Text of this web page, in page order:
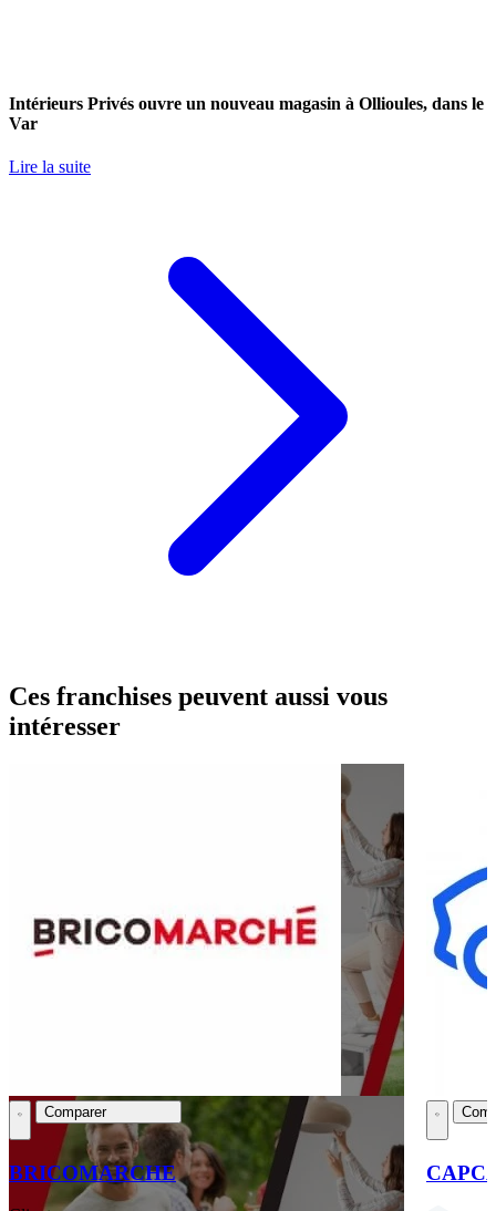
Intérieurs Privés ouvre un nouveau magasin à Ollioules, dans le
Var
Lire la suite
Ces franchises peuvent aussi vous
intéresser
Comparer
BRICOMARCHE